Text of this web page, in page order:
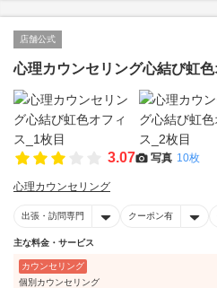
店舗公式
心理カウンセリング心結び虹
3.07 写真 10枚
心理カウンセリング
出張・訪問専門 クーポン有
主な料金・サービス
カウンセリング
個別カウンセリング